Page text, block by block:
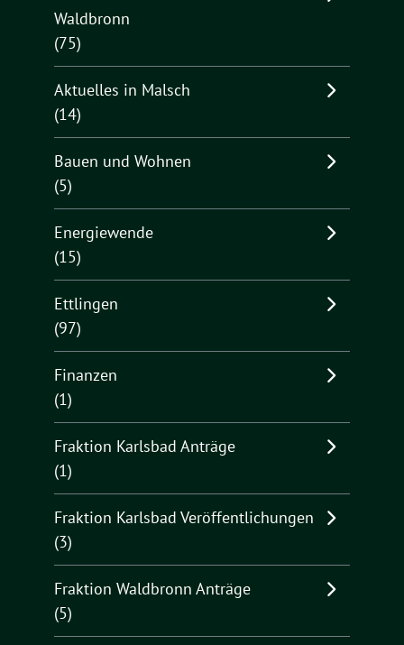
Waldbronn
(75)
Aktuelles in Malsch
(14)
Bauen und Wohnen
(5)
Energiewende
(15)
Ettlingen
(97)
Finanzen
(1)
Fraktion Karlsbad Anträge
(1)
Fraktion Karlsbad Veröffentlichungen
(3)
Fraktion Waldbronn Anträge
(5)